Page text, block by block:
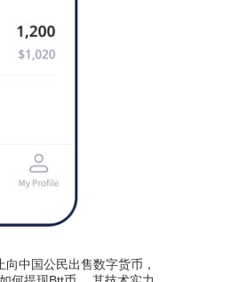
中国公民出售数字货币，